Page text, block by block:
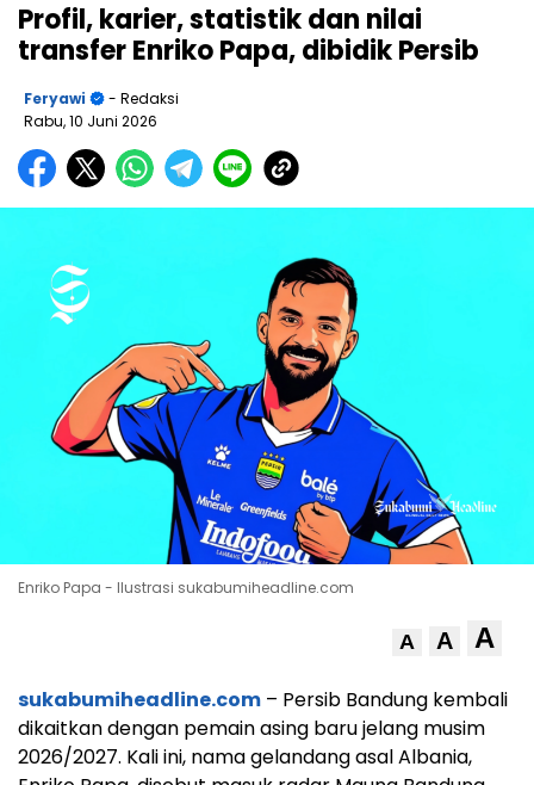
Profil, karier, statistik dan nilai
transfer Enriko Papa, dibidik Persib
Feryawi
- Redaksi
Rabu, 10 Juni 2026
Enriko Papa - Ilustrasi sukabumiheadline.com
A A A
sukabumiheadline.com – Persib Bandung kembali
dikaitkan dengan pemain asing baru jelang musim
2026/2027. Kali ini, nama gelandang asal Albania,